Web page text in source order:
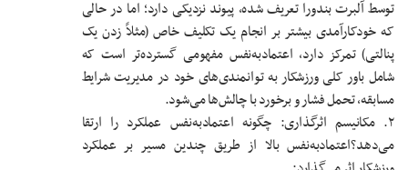
توسط آلبرت بندورا تعریف شده، پیوند نزدیکی دارد؛ اما در حالی
که خودکارآمدی بیشتر بر انجام یک تکلیف خاص (مثلاً زدن یک
پنالتی) تمرکز دارد، اعتمادبه‌نفس مفهومی گسترده‌تر است که
شامل باور کلی ورزشکار به توانمندی‌های خود در مدیریت شرایط
مسابقه، تحمل فشار و برخورد با چالش‌ها می‌شود.
۲. مکانیسم اثرگذاری: چگونه اعتمادبه‌نفس عملکرد را ارتقا
می‌دهد؟اعتمادبه‌نفس بالا از طریق چندین مسیر بر عملکرد